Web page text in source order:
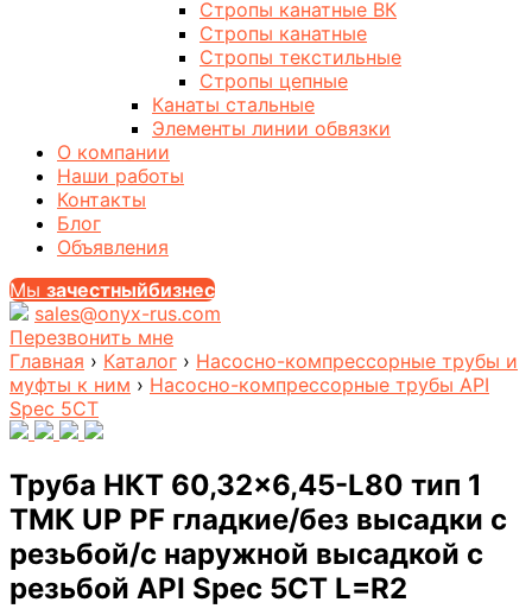
Стропы канатные ВК
Стропы канатные
Стропы текстильные
Стропы цепные
Канаты стальные
Элементы линии обвязки
О компании
Наши работы
Контакты
Блог
Объявления
Мы зачестныйбизнес
sales@onyx-rus.com
Перезвонить мне
Главная › Каталог › Насосно-компрессорные трубы и
муфты к ним › Насосно-компрессорные трубы API
Spec 5CT
Труба НКТ 60,32×6,45-L80 тип 1
ТМК UP PF гладкие/без высадки с
резьбой/с наружной высадкой с
резьбой API Spec 5CT L=R2